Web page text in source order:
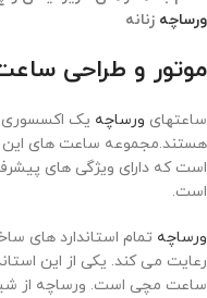
ورساچه زنانه
موتور و طراحی
ساعتهای ورساچه یک اکسسوری
هستند.مجموعه ساعت های این
است که دارای ویژگی های
است.
ورساچه تمام استاندارد های
رعایت می کند. یکی از این
ساعت مچی است. ورساچه از